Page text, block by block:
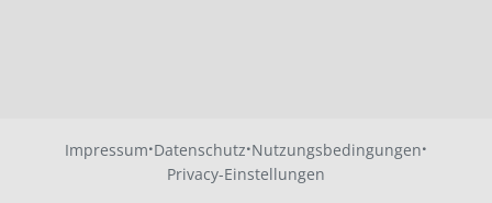
Impressum·Datenschutz·Nutzungsbedingungen·
Privacy-Einstellungen